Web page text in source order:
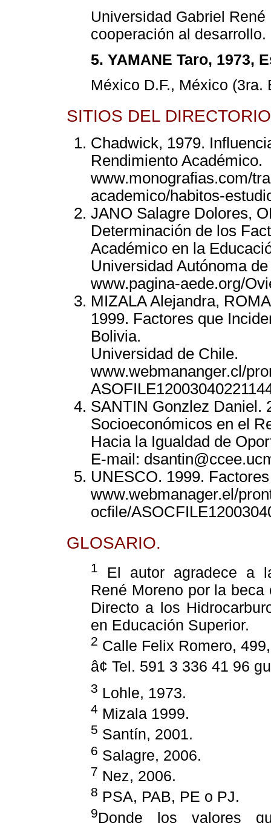
Universidad Gabriel
cooperación al
5. YAMANE Taro, 1973,
México D.F., México (3ra.
SITIOS DEL
Chadwick, 1979.
Rendimiento Académico.
www.monografias.com/
academico/habitos-
JANO Salagre Dolores,
Determinación de los
Académico en la
Universidad Autónoma
www.pagina-aede.org/
MIZALA Alejandra,
1999. Factores que
Bolivia.
Universidad de Chile.
www.webmananger.cl/
SANTIN Gonzlez Daniel.
Socioeconómicos en el
Hacia la Igualdad de
E-mail:
UNESCO. 1999.
www.webmanager.el/
ocfile/
GLOSARIO.
1
El autor agradece a
René Moreno por la
Directo a los
en Educación Superior.
2 Calle Felix Romero,
â¢ Tel. 591 3 336 41 96
3 Lohle, 1973.
4 Mizala 1999.
5 Santín, 2001.
6 Salagre, 2006.
7 Nez, 2006.
8 PSA, PAB, PE o PJ.
9Donde los valores